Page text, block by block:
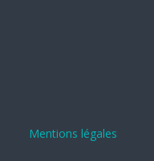
Mentions légales